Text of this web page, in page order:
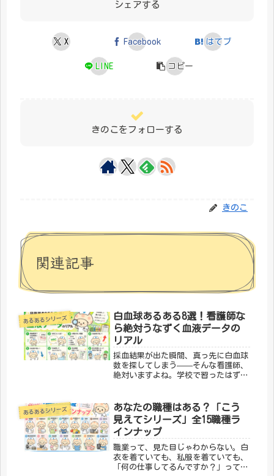
シェアする
X Facebook はてブ
LINE コピー
きのこをフォローする
きのこ
関連記事
あるあるシリーズ
白血球あるある8選！看護師な
ら絶対うなずく血液データの
リアル
採血結果が出た瞬間、真っ先に白血球
数を探してしまう——そんな看護師、
絶対いますよね。学校で習ったはずな
ない8選、どうぞ。① 採血結果を見た
瞬間、白血球数に目がいく意識より
先...
あるあるシリーズ
あなたの職種はある？「こう
見えてシリーズ」全15職種ラ
インナップ
職業って、見た目じゃわからない。白
衣を着ていても、私服を着ていても、
「何の仕事してるんですか？」って聞